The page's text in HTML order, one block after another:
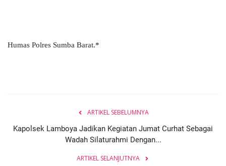
Humas Polres Sumba Barat.*
ARTIKEL SEBELUMNYA
Kapolsek Lamboya Jadikan Kegiatan Jumat Curhat Sebagai
Wadah Silaturahmi Dengan...
ARTIKEL SELANJUTNYA